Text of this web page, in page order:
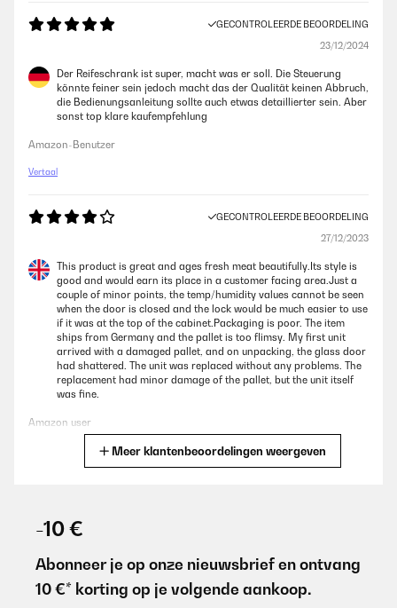
GECONTROLEERDE BEOORDELING
23/12/2024
Der Reifeschrank ist super, macht was er soll. Die Steuerung
könnte feiner sein jedoch macht das der Qualität keinen Abbruch,
die Bedienungsanleitung sollte auch etwas detaillierter sein. Aber
sonst top klare kaufempfehlung
Amazon-Benutzer
Vertaal
GECONTROLEERDE BEOORDELING
27/12/2023
This product is great and ages fresh meat beautifully.Its style is
good and would earn its place in a customer facing area.Just a
couple of minor points, the temp/humidity values cannot be seen
when the door is closed and the lock would be much easier to use
if it was at the top of the cabinet.Packaging is poor. The item
ships from Germany and the pallet is too flimsy. My first unit
arrived with a damaged pallet, and on unpacking, the glass door
had shattered. The unit was replaced without any problems. The
replacement had minor damage of the pallet, but the unit itself
was fine.
Amazon user
funziona molto bene
Utente Amazon
Meer klantenbeoordelingen weergeven
-10 €
Abonneer je op onze nieuwsbrief en ontvang
10 €* korting op je volgende aankoop.